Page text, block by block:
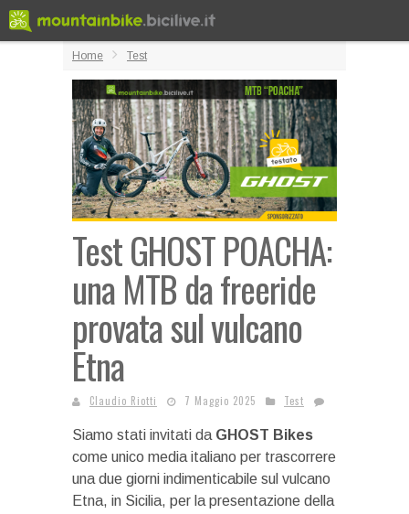
Home Test
Test GHOST POACHA:
una MTB da freeride
provata sul vulcano
Etna
Claudio Riotti 7 Maggio 2025 Test
Siamo stati invitati da GHOST Bikes
come unico media italiano per trascorrere
una due giorni indimenticabile sul vulcano
Etna, in Sicilia, per la presentazione della